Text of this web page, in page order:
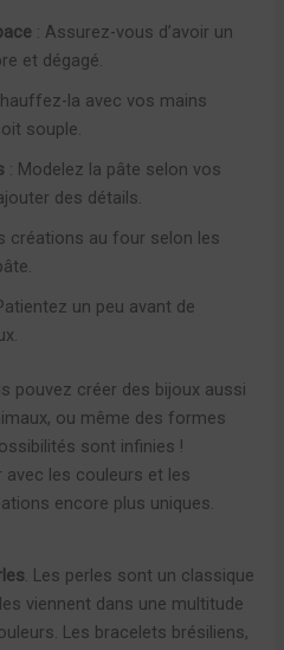
: Assurez-vous d’avoir un
et dégagé.
la avec vos mains
souple.
: Modelez la pâte selon vos
des détails.
créations au four selon les
un peu avant de
pouvez créer des bijoux aussi
ou même des formes
sont infinies !
avec les couleurs et les
encore plus uniques.
. Les perles sont un classique
viennent dans une multitude
Les bracelets brésiliens,